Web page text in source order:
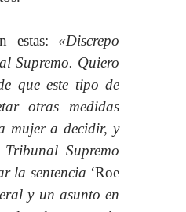
estas: «Discrepo
Supremo. Quiero
que este tipo de
otras medidas
mujer a decidir, y
Supremo
la sentencia ‘Roe
y un asunto en